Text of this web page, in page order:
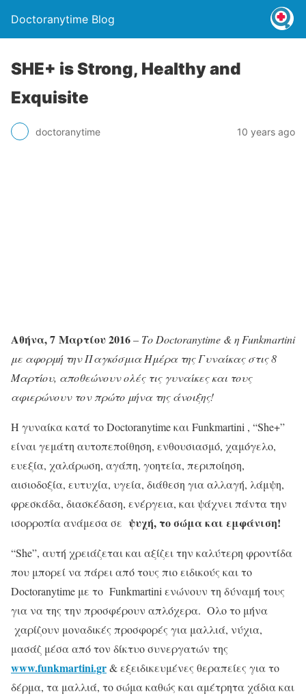
Doctoranytime Blog
SHE+ is Strong, Healthy and
Exquisite
doctoranytime 10 years ago
Αθήνα, 7 Μαρτίου 2016– Το Doctoranytime & η Funkmartini
με αφορμή την Παγκόσμια Ημέρα της Γυναίκας στις 8
Μαρτίου, αποθεώνουν ολές τις γυναίκες και τους
αφιερώνουν τον πρώτο μήνα της άνοιξης!
Η γυναίκα κατά το Doctoranytime και Funkmartini , “She+”
είναι γεμάτη αυτοπεποίθηση, ενθουσιασμό, χαμόγελο,
ευεξία, χαλάρωση, αγάπη, γοητεία, περιποίηση,
αισιοδοξία, ευτυχία, υγεία, διάθεση για αλλαγή, λάμψη,
φρεσκάδα, διασκέδαση, ενέργεια, και ψάχνει πάντα την
ισορροπία ανάμεσα σε ψυχή, το σώμα και εμφάνιση!
“She”, αυτή χρειάζεται και αξίζει την καλύτερη φροντίδα
που μπορεί να πάρει από τους πιο ειδικούς και το
Doctoranytime με το Funkmartini ενώνουν τη δύναμή τους
για να της την προσφέρουν απλόχερα. Ολο το μήνα
χαρίζουν μοναδικές προσφορές για μαλλιά, νύχια,
μασάζ μέσα από τον δίκτυο συνεργατών της
www.funkmartini.gr& εξειδικευμένες θεραπείες για το
δέρμα, τα μαλλιά, το σώμα καθώς και αμέτρητα χάδια και